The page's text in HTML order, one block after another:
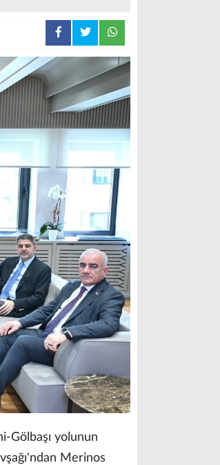
Gölbaşı yolunun
Merinos